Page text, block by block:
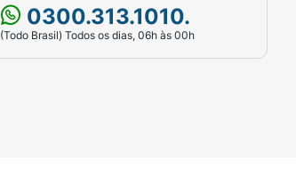
0300.313.1010.
(Todo Brasil) Todos os dias, 06h às 00h